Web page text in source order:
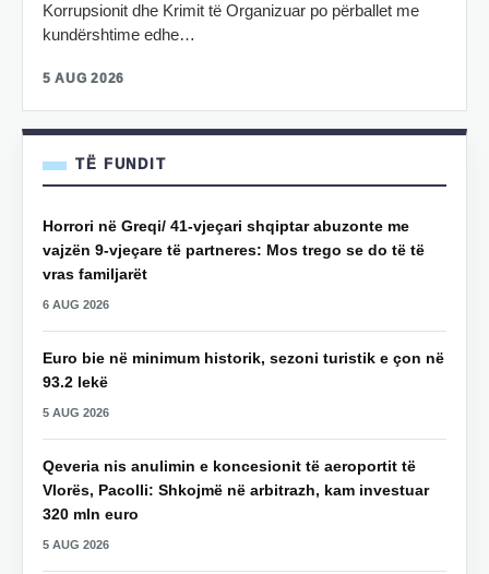
Korrupsionit dhe Krimit të Organizuar po përballet me
kundërshtime edhe…
5 AUG 2026
TË FUNDIT
Horrori në Greqi/ 41-vjeçari shqiptar abuzonte me
vajzën 9-vjeçare të partneres: Mos trego se do të të
vras familjarët
6 AUG 2026
Euro bie në minimum historik, sezoni turistik e çon në
93.2 lekë
5 AUG 2026
Qeveria nis anulimin e koncesionit të aeroportit të
Vlorës, Pacolli: Shkojmë në arbitrazh, kam investuar
320 mln euro
5 AUG 2026